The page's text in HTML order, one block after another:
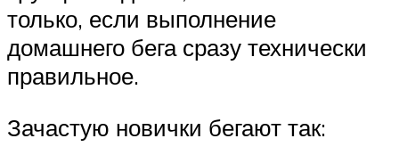
только, если выполнение
домашнего бега сразу технически
правильное.
Зачастую новички бегают так: